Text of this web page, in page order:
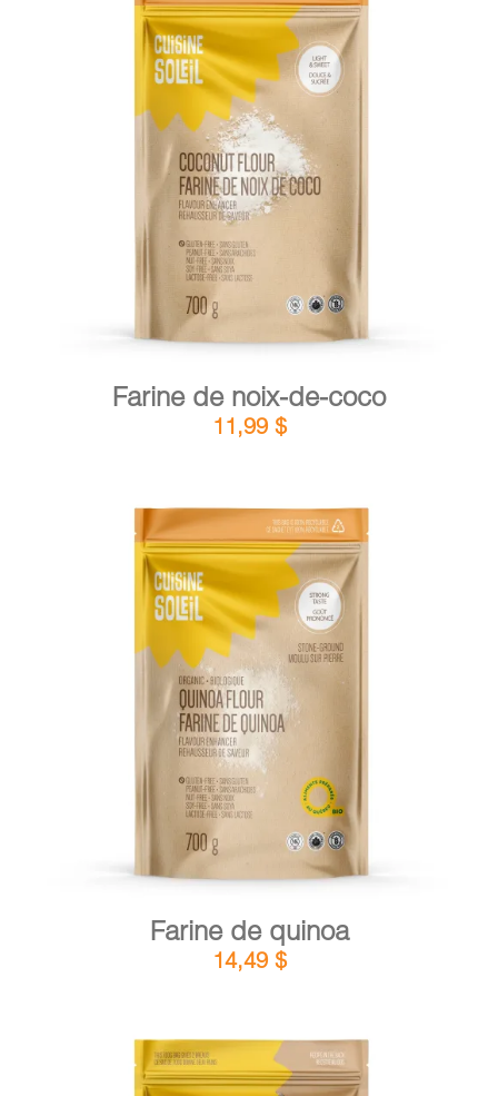
PANIER
EN
AJOUTER AU PANIER / DÉTAILS
Farine de noix-de-coco
11,99 $
AJOUTER AU PANIER
Farine de quinoa
14,49 $